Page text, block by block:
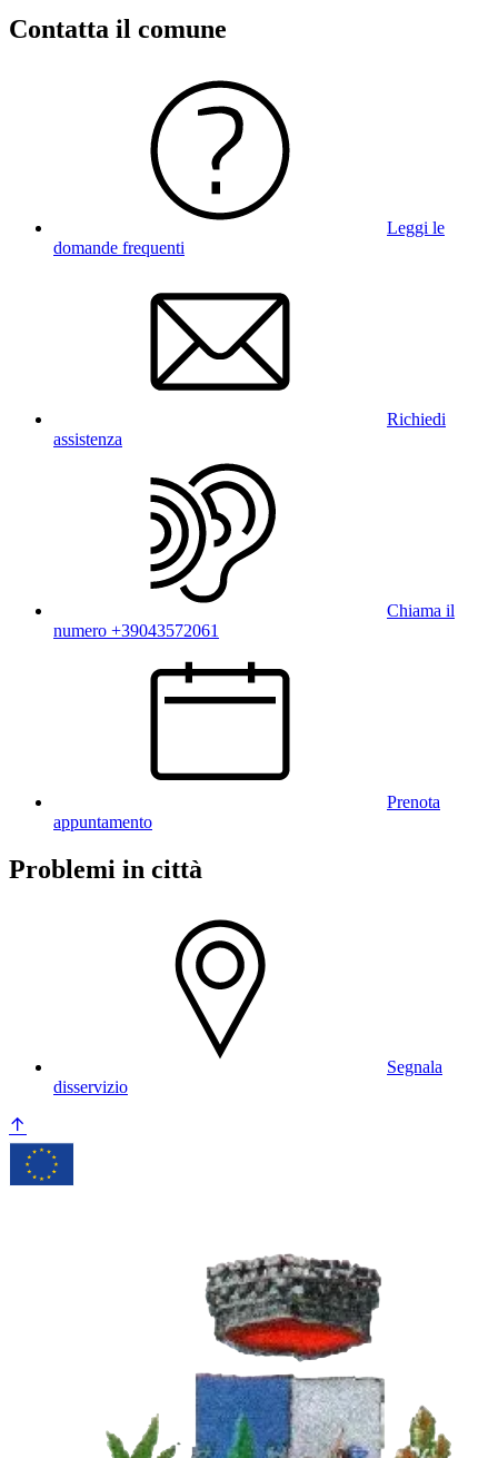
Contatta il comune
Leggi le
domande frequenti
Richiedi
assistenza
Chiama il
numero +39043572061
Prenota
appuntamento
Problemi in città
Segnala
disservizio